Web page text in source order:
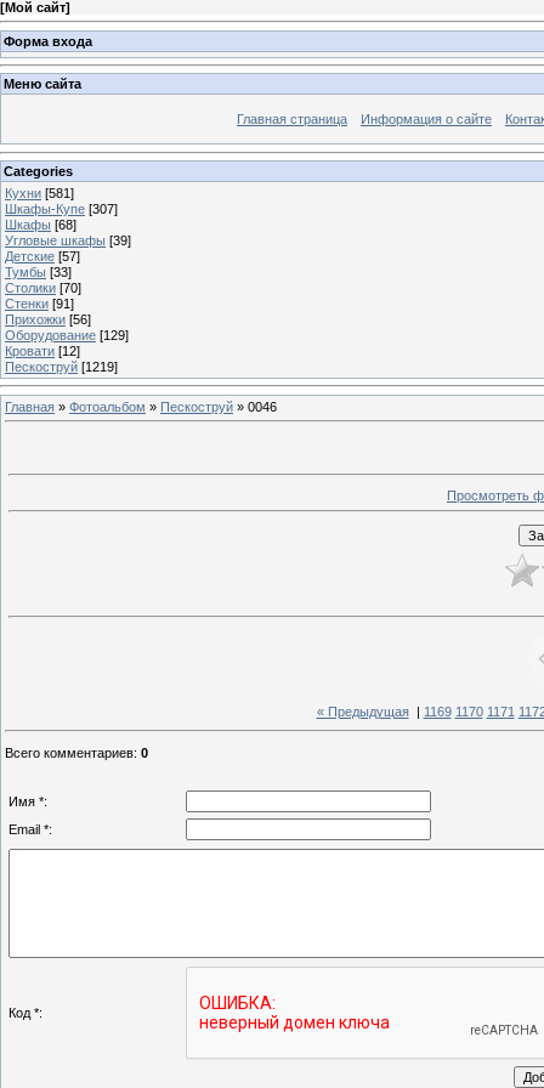
[Мой сайт]
Форма входа
Меню сайта
Главная страница Информация о сайте
Categories
Кухни [581]
Шкафы-Купе [307]
Шкафы [68]
Угловые шкафы [39]
Детские [57]
Тумбы [33]
Столики [70]
Стенки [91]
Прихожки [56]
Оборудование [129]
Кровати [12]
Пескоструй [1219]
Главная » Фотоальбом » Пескоструй » 0046
Просмотреть
« Предыдущая| 1169 1170 1171
Всего комментариев: 0
Имя *:
Email *:
Код *: